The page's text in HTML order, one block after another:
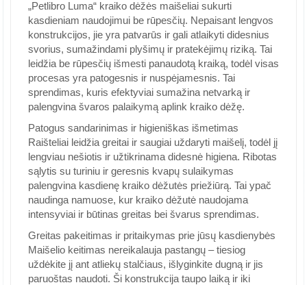
„Petlibro Luma“ kraiko dėžės maišeliai sukurti
kasdieniam naudojimui be rūpesčių. Nepaisant lengvos
konstrukcijos, jie yra patvarūs ir gali atlaikyti didesnius
svorius, sumažindami plyšimų ir pratekėjimų riziką. Tai
leidžia be rūpesčių išmesti panaudotą kraiką, todėl visas
procesas yra patogesnis ir nuspėjamesnis. Tai
sprendimas, kuris efektyviai sumažina netvarką ir
palengvina švaros palaikymą aplink kraiko dėžę.
Patogus sandarinimas ir higieniškas išmetimas
Raišteliai leidžia greitai ir saugiai uždaryti maišelį, todėl jį
lengviau nešiotis ir užtikrinama didesnė higiena. Ribotas
sąlytis su turiniu ir geresnis kvapų sulaikymas
palengvina kasdienę kraiko dėžutės priežiūrą. Tai ypač
naudinga namuose, kur kraiko dėžutė naudojama
intensyviai ir būtinas greitas bei švarus sprendimas.
Greitas pakeitimas ir pritaikymas prie jūsų kasdienybės
Maišelio keitimas nereikalauja pastangų – tiesiog
uždėkite jį ant atliekų stalčiaus, išlyginkite dugną ir jis
paruoštas naudoti. Ši konstrukcija taupo laiką ir iki